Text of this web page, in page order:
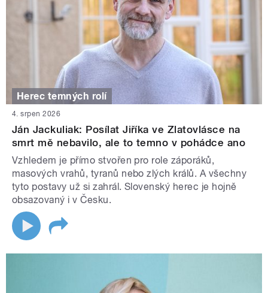
Herec temných rolí
4. srpen 2026
Ján Jackuliak: Posílat Jiříka ve Zlatovlásce na
smrt mě nebavilo, ale to temno v pohádce ano
Vzhledem je přímo stvořen pro role záporáků,
masových vrahů, tyranů nebo zlých králů. A všechny
tyto postavy už si zahrál. Slovenský herec je hojně
obsazovaný i v Česku.